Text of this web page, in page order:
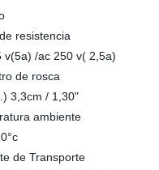
resistencia
v(5a) /ac 250 v( 2,5a)
de rosca
3,3cm / 1,30"
ambiente
de Transporte